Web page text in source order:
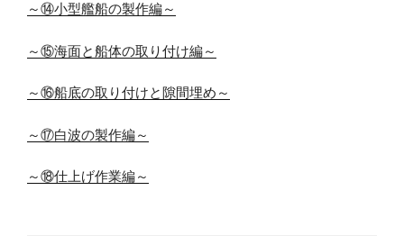
～⑭小型艦船の製作編～
～⑮海面と船体の取り付け編～
～⑯船底の取り付けと隙間埋め～
～⑰白波の製作編～
～⑱仕上げ作業編～